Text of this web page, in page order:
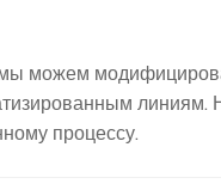
можем
процессу.